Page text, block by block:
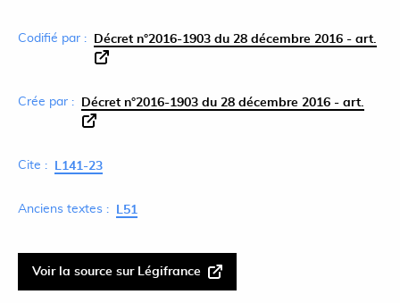
Codifié par : Décret n°2016-1903 du 28 décembre 2016 - art.
Crée par : Décret n°2016-1903 du 28 décembre 2016 - art.
Cite : L141-23
Anciens textes : L51
Voir la source sur Légifrance